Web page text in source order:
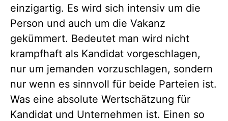
einzigartig. Es wird sich intensiv um die
Person und auch um die Vakanz
gekümmert. Bedeutet man wird nicht
krampfhaft als Kandidat vorgeschlagen,
nur um jemanden vorzuschlagen, sondern
nur wenn es sinnvoll für beide Parteien ist.
Was eine absolute Wertschätzung für
Kandidat und Unternehmen ist. Einen so